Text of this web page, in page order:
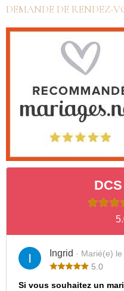
DEMANDE DE RENDEZ-
Ingrid · Marié(e)
5.0
Si vous souhaitez un